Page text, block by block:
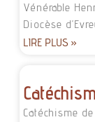
Vénérable
Diocèse
LIRE PLUS »
Catéchisme